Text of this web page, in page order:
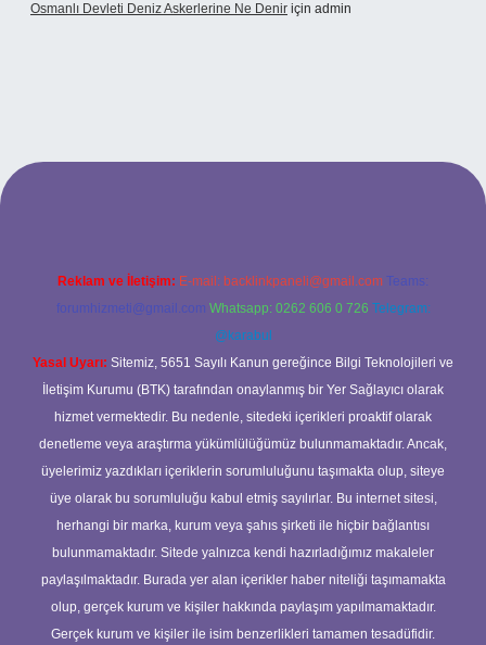
Osmanlı Devleti Deniz Askerlerine Ne Denir için admin
giriş
Reklam ve İletişim: E-mail: backlinkpaneli@gmail.com Teams:
forumhizmeti@gmail.com Whatsapp: 0262 606 0 726 Telegram:
@karabul
Yasal Uyarı: Sitemiz, 5651 Sayılı Kanun gereğince Bilgi Teknolojileri ve
İletişim Kurumu (BTK) tarafından onaylanmış bir Yer Sağlayıcı olarak
hizmet vermektedir. Bu nedenle, sitedeki içerikleri proaktif olarak
denetleme veya araştırma yükümlülüğümüz bulunmamaktadır. Ancak,
üyelerimiz yazdıkları içeriklerin sorumluluğunu taşımakta olup, siteye
üye olarak bu sorumluluğu kabul etmiş sayılırlar. Bu internet sitesi,
herhangi bir marka, kurum veya şahıs şirketi ile hiçbir bağlantısı
bulunmamaktadır. Sitede yalnızca kendi hazırladığımız makaleler
paylaşılmaktadır. Burada yer alan içerikler haber niteliği taşımamakta
olup, gerçek kurum ve kişiler hakkında paylaşım yapılmamaktadır.
Gerçek kurum ve kişiler ile isim benzerlikleri tamamen tesadüfidir.